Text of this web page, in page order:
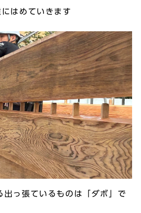
はめていきます
出っ張ているものは「ダボ」で